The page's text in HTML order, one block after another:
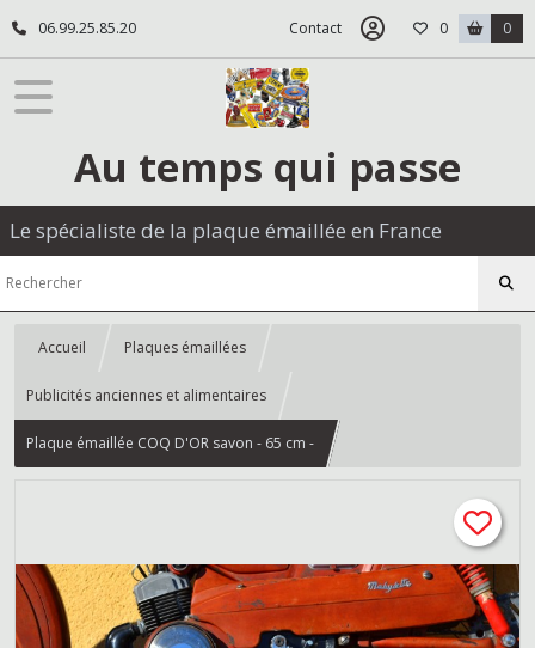
06.99.25.85.20 Contact 0 0
Au temps qui passe
Le spécialiste de la plaque émaillée en France
Accueil Plaques émaillées
Publicités anciennes et alimentaires
Plaque émaillée COQ D'OR savon - 65 cm -